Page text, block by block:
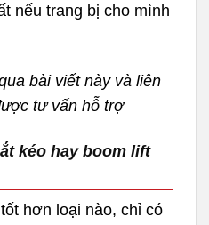
nếu trang bị cho mình
bài viết này và liên
tư vấn hỗ trợ
kéo hay boom lift
hơn loại nào, chỉ có